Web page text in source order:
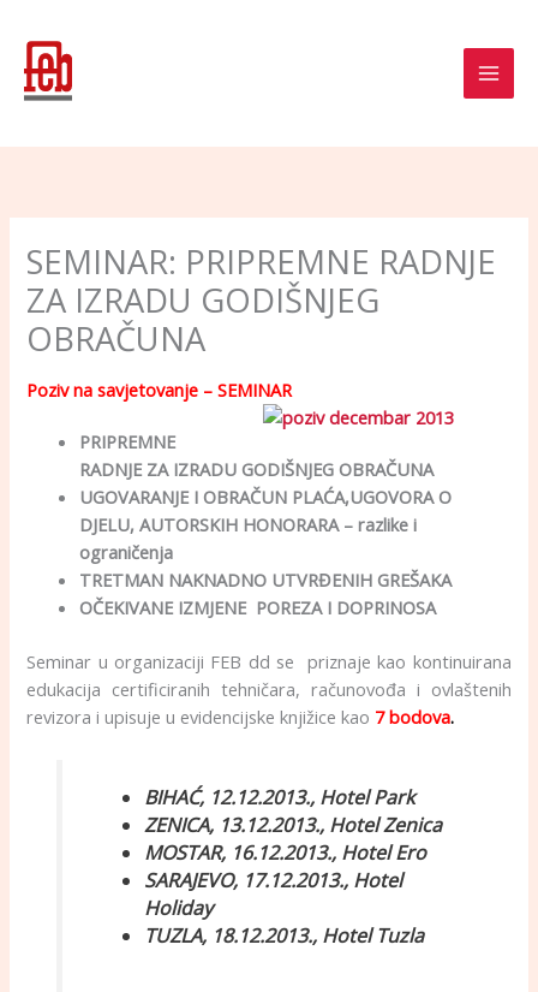
content
SEMINAR: PRIPREMNE RADNJE
ZA IZRADU GODIŠNJEG
OBRAČUNA
Poziv na savjetovanje – SEMINAR
PRIPREMNE
RADNJE ZA IZRADU GODIŠNJEG OBRAČUNA
UGOVARANJE I OBRAČUN PLAĆA,UGOVORA O
DJELU, AUTORSKIH HONORARA – razlike i
ograničenja
TRETMAN NAKNADNO UTVRĐENIH GREŠAKA
OČEKIVANE IZMJENE POREZA I DOPRINOSA
Seminar u organizaciji FEB dd se priznaje kao kontinuirana
edukacija certificiranih tehničara, računovođa i ovlaštenih
revizora i upisuje u evidencijske knjižice kao 7 bodova.
BIHAĆ, 12.12.2013., Hotel Park
ZENICA, 13.12.2013., Hotel Zenica
MOSTAR, 16.12.2013., Hotel Ero
SARAJEVO, 17.12.2013., Hotel
Holiday
TUZLA, 18.12.2013., Hotel Tuzla